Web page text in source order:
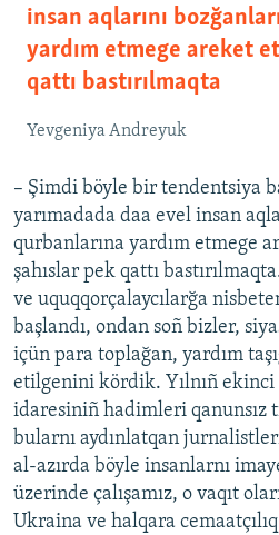
insan aqlarını
yardım etmege areket
qattı bastırılmaqta
Yevgeniya Andreyuk
– Şimdi böyle bir tendentsiya
yarımadada daa evel insan
qurbanlarına yardım etmege
şahıslar pek qattı
ve uquqqorçalaycılarğa
başlandı, ondan soñ bizler,
içün para toplağan, yardım
etilgenini kördik. Yılnıñ ekinci
idaresiniñ hadimleri qanunsız
bularnı aydınlatqan
al-azırda böyle insanlarnı
üzerinde çalışamız, o vaqıt
Ukraina ve halqara